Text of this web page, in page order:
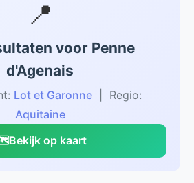
📍
voor Penne
d'Agenais
Lot et Garonne| Regio:
Aquitaine
Bekijk op kaart